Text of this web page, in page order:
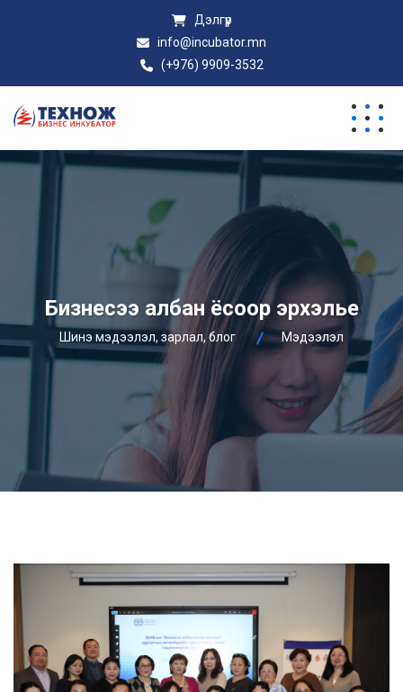
Дэлгүүр
info@incubator.mn
(+976) 9909-3532
Бизнесээ албан ёсоор эрхэлье
Шинэ мэдээлэл, зарлал, блог Мэдээлэл